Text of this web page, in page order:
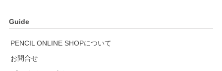
Guide
PENCIL ONLINE SHOPについて
お問合せ